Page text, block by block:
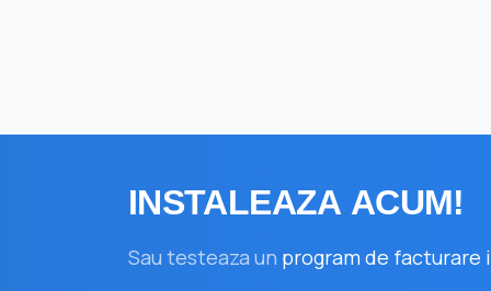
INSTALEAZA ACUM!
Sau testeaza un program de